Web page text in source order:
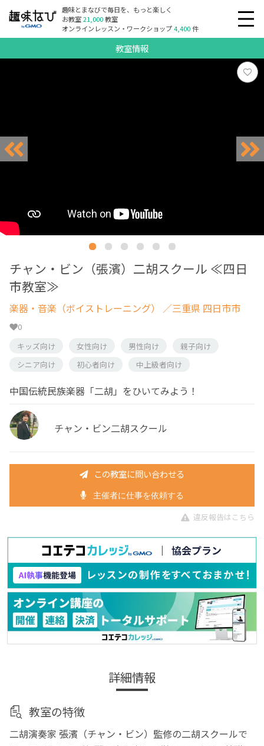
趣味とまなびで毎日を、もっと楽しく
お教室21,000教室
オンラインレッスン・ワークショップ4,400件
教室情報
チャン・ビン（張濱）二胡スクール ≪四日
市教室≫
楽器・音楽（ボイストレーニング） ／三重県 四日市市
0
キッズ向け
女性向け 男性向け
親子向け
シニア向け
初心者向け 中上級者向け
中国伝統民族楽器「二胡」をひいてみよう！
チャン・ビン二胡スクール
この教室に問い合わせる
主催者に仕事を依頼する
違反報告はこちら
詳細情報
教室の特徴
二胡演奏家 張濱（チャン・ビン）監修の二胡スクールで